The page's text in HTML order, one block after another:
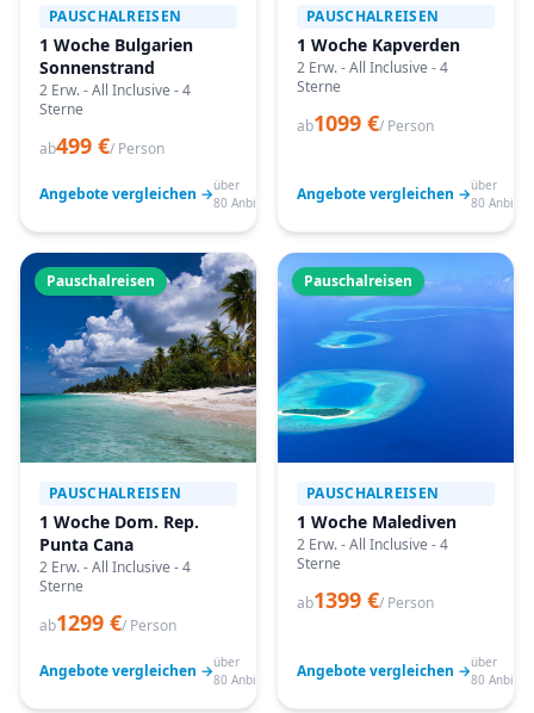
PAUSCHALREISEN
1 Woche Bulgarien
Sonnenstrand
2 Erw. - All Inclusive - 4
Sterne
ab499 €/ Person
Angebote vergleichen →über
80 Anbieter
PAUSCHALREISEN
1 Woche Kapverden
2 Erw. - All Inclusive - 4
Sterne
ab1099 €/ Person
Angebote vergleichen →über
80
Pauschalreisen
PAUSCHALREISEN
1 Woche Dom. Rep.
Punta Cana
2 Erw. - All Inclusive - 4
Sterne
ab1299 €/ Person
Angebote vergleichen →über
80 Anbieter
Pauschalreisen
PAUSCHALREISEN
1 Woche Malediven
2 Erw. - All Inclusive - 4
Sterne
ab1399 €/ Person
Angebote vergleichen →über
80